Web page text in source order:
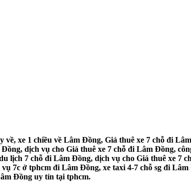
xe 1 chiều về Lâm Đồng, Giá thuê xe 7 chỗ đi
dịch vụ cho Giá thuê xe 7 chỗ đi Lâm Đồng,
lịch 7 chỗ đi Lâm Đồng, dịch vụ cho Giá thuê xe 7
7c ở tphcm đi Lâm Đồng, xe taxi 4-7 chỗ sg đi
Đồng uy tín tại tphcm.